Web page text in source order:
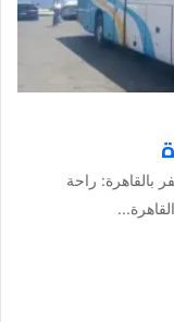
بالقاهرة: راحة